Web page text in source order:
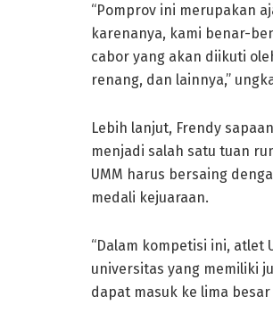
“Pomprov ini merupakan
karenanya, kami benar-
cabor yang akan diikuti
renang, dan lainnya,”
Lebih lanjut, Frendy
menjadi salah satu tuan
UMM harus bersaing
medali kejuaraan.
“Dalam kompetisi ini, atlet
universitas yang memiliki
dapat masuk ke lima besar